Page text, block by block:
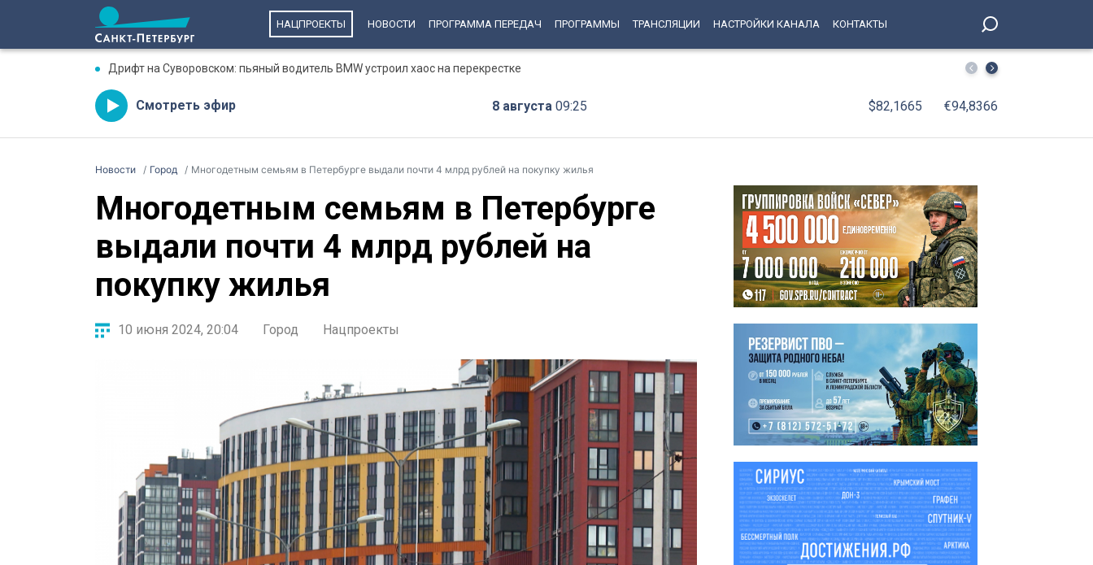
НАЦПРОЕКТЫ НОВОСТИ ПРОГРАММА ПЕРЕДАЧ ПРОГРАММЫ ТРАНСЛЯЦИИ НАСТРОЙКИ КАНАЛА КОНТАКТЫ
Дрифт на Суворовском: пьяный водитель BMW устроил хаос на перекрестке Температура в Петербурге рухнет ниже нормы на 3
Смотреть эфир 8 августа 09:25 $82,1665 €94,8366
Новости Город Многодетным семьям в Петербурге выдали почти 4 млрд рублей на покупку жилья
Многодетным семьям в Петербурге
выдали почти 4 млрд рублей на
покупку жилья
10 июня 2024, 20:04 Город Нацпроекты